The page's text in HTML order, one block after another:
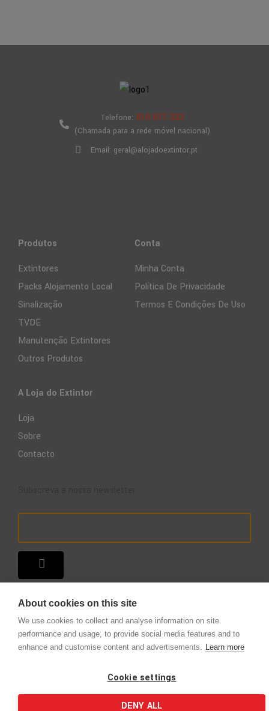
Telefone: 910 877 323
(Chamada para a rede móvel nacional)
Email: geral@alojadoextintor.pt
Produtos
Extintores
Packs Alojamento Local
Sinalização
TVDE
Manutenção Extintores
Outros Produtos
Conta
Minha Conta
Política De Privacidade
Termos E Condições De Uso
A Loja do Extintor
Loja
Sobre
Contacto
Copyright © 2025 – A Loja do Extintor .Todos os direitos reservados.
About cookies on this site
We use cookies to collect and analyse information on site
performance and usage, to provide social media features and to
enhance and customise content and advertisements. Learn more
Cookie settings
DENY ALL